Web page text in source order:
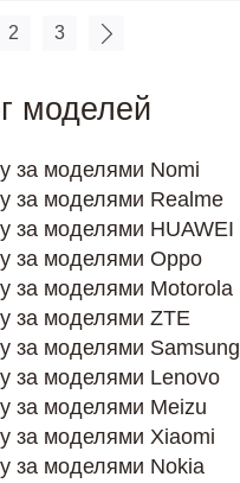
2 3
моделей
за моделями Nomi
за моделями Realme
за моделями HUAWEI
за моделями Oppo
за моделями Motorola
за моделями ZTE
за моделями Samsung
за моделями Lenovo
за моделями Meizu
за моделями Xiaomi
за моделями Nokia